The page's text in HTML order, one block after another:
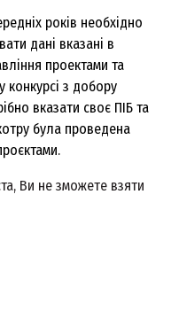
років необхідно
дані вказані в
проектами та
конкурсі з добору
вказати своє ПІБ та
була проведена
Ви не зможете взяти